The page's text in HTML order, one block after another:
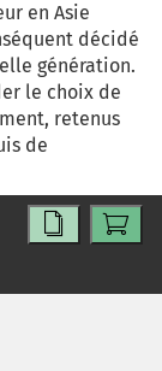
en Asie
décidé
génération.
le choix de
retenus
de
sur sa
le premier